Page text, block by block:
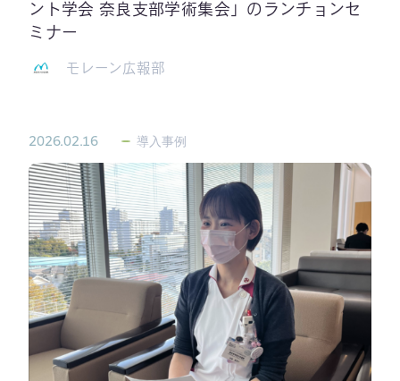
ント学会 奈良支部学術集会」のランチョンセ
ミナー
モレーン広報部
2026.02.16 導入事例